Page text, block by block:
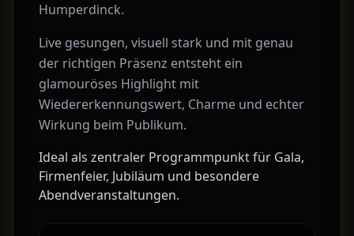
Humperdinck.
Live gesungen, visuell stark und mit genau
der richtigen Präsenz entsteht ein
glamouröses Highlight mit
Wiedererkennungswert, Charme und echter
Wirkung beim Publikum.
Ideal als zentraler Programmpunkt für Gala,
Firmenfeier, Jubiläum und besondere
Abendveranstaltungen.